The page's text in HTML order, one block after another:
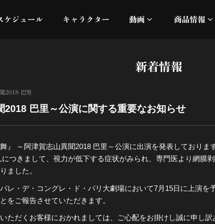
グ
せ
ケジュール キャラクター 動画
オフィシャルムービー
商品情報
加州清光
江 おん
静かなる
新着情報
2018 巴里
2018 巴里～公演に関する重要なお知らせ
』 ～阿津賀志山異聞2018 巴里～公演に出演を発表しておりま
つきまして、視力が低下する症状がみられ、専門医より網膜
ました。
レ・デ・コングレ・ド・パリ大劇場において7月15日に上演を
をご報告させていただきます。
ただくお客様におかれましては、ご心配をお掛けし誠に申し訳